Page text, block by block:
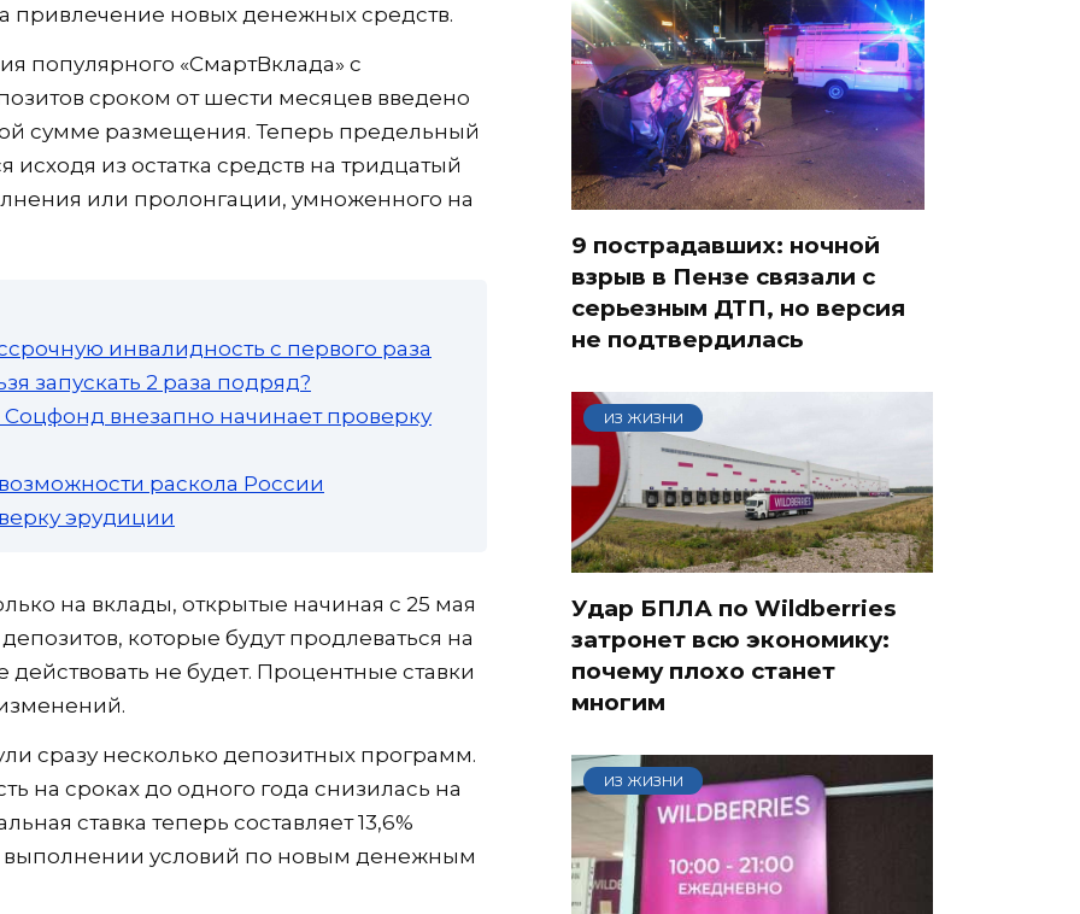
привлечение новых денежных средств.
популярного «СмартВклада» с
сроком от шести месяцев введено
сумме размещения. Теперь предельный
исходя из остатка средств на тридцатый
или пролонгации, умноженного на
инвалидность с первого раза
запускать 2 раза подряд?
Соцфонд внезапно начинает проверку
раскола России
эрудиции
на вклады, открытые начиная с 25 мая
которые будут продлеваться на
не будет. Процентные ставки
сразу несколько депозитных программ.
на сроках до одного года снизилась на
ставка теперь составляет 13,6%
выполнении условий по новым денежным
9 пострадавших: ночной
взрыв в Пензе связали с
серьезным ДТП, но версия
не подтвердилась
ИЗ ЖИЗНИ
Удар БПЛА по Wildberries
затронет всю экономику:
почему плохо станет
многим
ИЗ ЖИЗНИ